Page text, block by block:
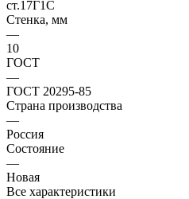
ст.17Г1С
Стенка, мм
—
10
ГОСТ
—
ГОСТ 20295-85
Страна производства
—
Россия
Состояние
—
Новая
Все характеристики